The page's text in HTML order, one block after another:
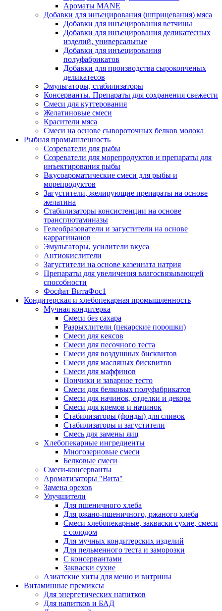
Ароматы MANE
Добавки для инъецирования (шприцевания) мяса
Добавки для инъецирования ветчины
Добавки для инъецирования деликатесных
изделий, универсальные
Добавки для инъецирования
полуфабрикатов
Добавки для производства сырокопченых
деликатесов
Эмульгаторы, стабилизаторы
Консерванты. Препараты для сохранения свежести
Смеси для куттерования
Желатиновые смеси
Красители мяса
Смеси на основе сывороточных белков молока
Рыбная промышленность
Созреватели для рыбы
Созреватели для морепродуктов и препараты для
инъектирования рыбы
Вкусоароматические смеси для рыбы и
морепродуктов
Загустители, желирующие препараты на основе
желатина
Стабилизаторы консистенции на основе
трансглютаминазы
Гелеобразователи и загустители на основе
каррагинанов
Эмульгаторы, усилители вкуса
Антиокислители
Загустители на основе казеината натрия
Препараты для увеличения влагосвязывающей
способности
Фосфат ВитаФос1
Кондитерская и хлебопекарная промышленность
Мучная кондитерка
Смеси без сахара
Разрыхлители (пекарские порошки)
Смеси для кексов
Смеси для песочного теста
Смеси для воздушных бисквитов
Смеси для масляных бисквитов
Смеси для маффинов
Пончики и заварное тесто
Cмеси для белковых полуфабрикатов
Смеси для начинок, отделки и декора
Смеси для кремов и начинок
Стабилизаторы (фонды) для сливок
Стабилизаторы и загустители
Смесь для замены яиц
Хлебопекарные ингредиенты
Многозерновые смеси
Белковые смеси
Смеси-консерванты
Ароматизаторы "Вита"
Замена орехов
Улучшители
Для пшеничного хлеба
Для ржано-пшеничного, ржаного хлеба
Смеси хлебопекарные, закваски сухие, смеси
с солодом
Для мучных кондитерских изделий
Для пельменного теста и заморозки
С консервантами
Закваски сухие
Азиатские хиты для меню и витрины
Витаминные премиксы
Для энергетических напитков
Для напитков и БАД